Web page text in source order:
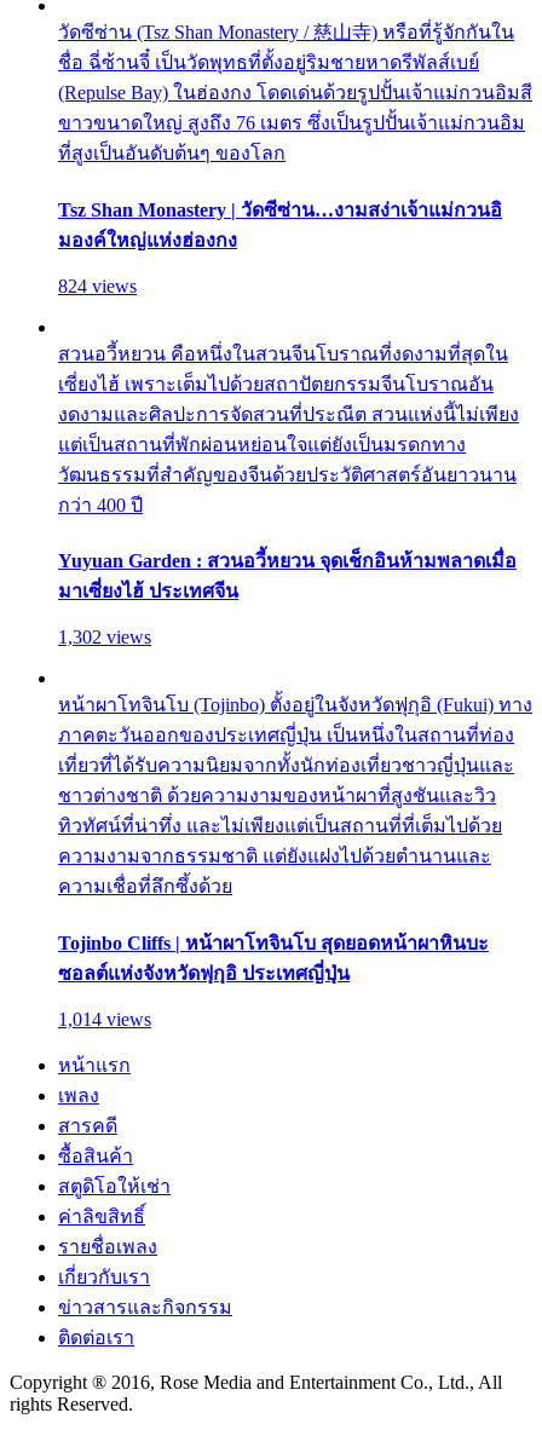
วัดซีซ่าน (Tsz Shan Monastery / 慈山寺) หรือที่รู้จักกันใน
ชื่อ ฉี่ซ้านจี๋ เป็นวัดพุทธที่ตั้งอยู่ริมชายหาดรีพัลส์เบย์
(Repulse Bay) ในฮ่องกง โดดเด่นด้วยรูปปั้นเจ้าแม่กวนอิมสี
ขาวขนาดใหญ่ สูงถึง 76 เมตร ซึ่งเป็นรูปปั้นเจ้าแม่กวนอิม
ที่สูงเป็นอันดับต้นๆ ของโลก
Tsz Shan Monastery | วัดซีซ่าน…งามสง่าเจ้าแม่กวนอิ
มองค์ใหญ่แห่งฮ่องกง
824 views
สวนอวี้หยวน คือหนึ่งในสวนจีนโบราณที่งดงามที่สุดใน
เซี่ยงไฮ้ เพราะเต็มไปด้วยสถาปัตยกรรมจีนโบราณอัน
งดงามและศิลปะการจัดสวนที่ประณีต สวนแห่งนี้ไม่เพียง
แต่เป็นสถานที่พักผ่อนหย่อนใจแต่ยังเป็นมรดกทาง
วัฒนธรรมที่สำคัญของจีนด้วยประวัติศาสตร์อันยาวนาน
กว่า 400 ปี
Yuyuan Garden : สวนอวี้หยวน จุดเช็กอินห้ามพลาดเมื่อ
มาเซี่ยงไฮ้ ประเทศจีน
1,302 views
หน้าผาโทจินโบ (Tojinbo) ตั้งอยู่ในจังหวัดฟุกุอิ (Fukui) ทาง
ภาคตะวันออกของประเทศญี่ปุ่น เป็นหนึ่งในสถานที่ท่อง
เที่ยวที่ได้รับความนิยมจากทั้งนักท่องเที่ยวชาวญี่ปุ่นและ
ชาวต่างชาติ ด้วยความงามของหน้าผาที่สูงชันและวิว
ทิวทัศน์ที่น่าทึ่ง และไม่เพียงแต่เป็นสถานที่ที่เต็มไปด้วย
ความงามจากธรรมชาติ แต่ยังแฝงไปด้วยตำนานและ
ความเชื่อที่ลึกซึ้งด้วย
Tojinbo Cliffs | หน้าผาโทจินโบ สุดยอดหน้าผาหินบะ
ซอลต์แห่งจังหวัดฟุกุอิ ประเทศญี่ปุ่น
1,014 views
หน้าแรก
เพลง
สารคดี
ซื้อสินค้า
สตูดิโอให้เช่า
ค่าลิขสิทธิ์
รายชื่อเพลง
เกี่ยวกับเรา
ข่าวสารและกิจกรรม
ติดต่อเรา
Copyright ® 2016, Rose Media and Entertainment Co., Ltd., All
rights Reserved.